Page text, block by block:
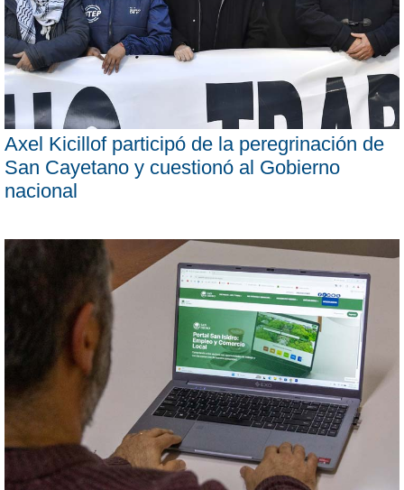
Axel Kicillof participó de la peregrinación de
San Cayetano y cuestionó al Gobierno
nacional